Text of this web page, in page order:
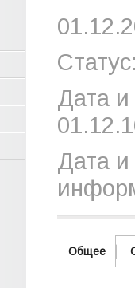
Дата
Дата и
Общее